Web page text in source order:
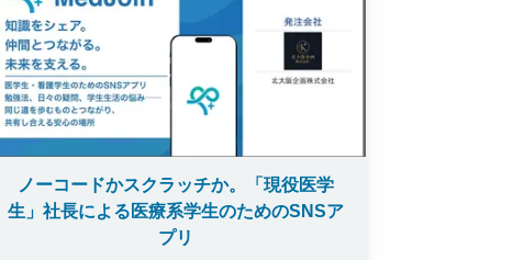
ノーコードかスクラッチか。「現役医学
生」社長による医療系学生のためのSNSア
プリ